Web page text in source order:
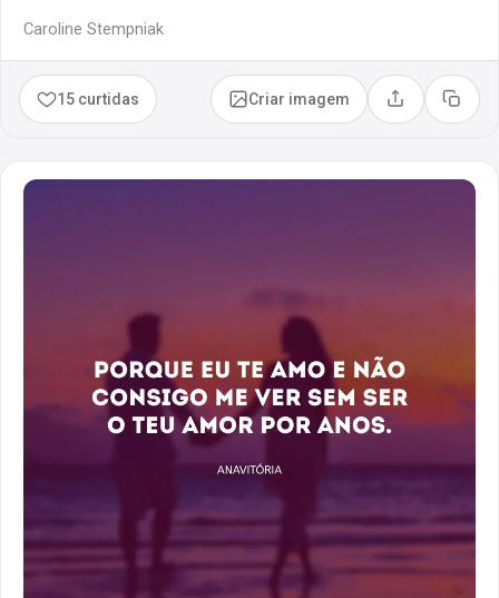
Caroline Stempniak
15 curtidas Criar imagem Compartilhar
Copiar